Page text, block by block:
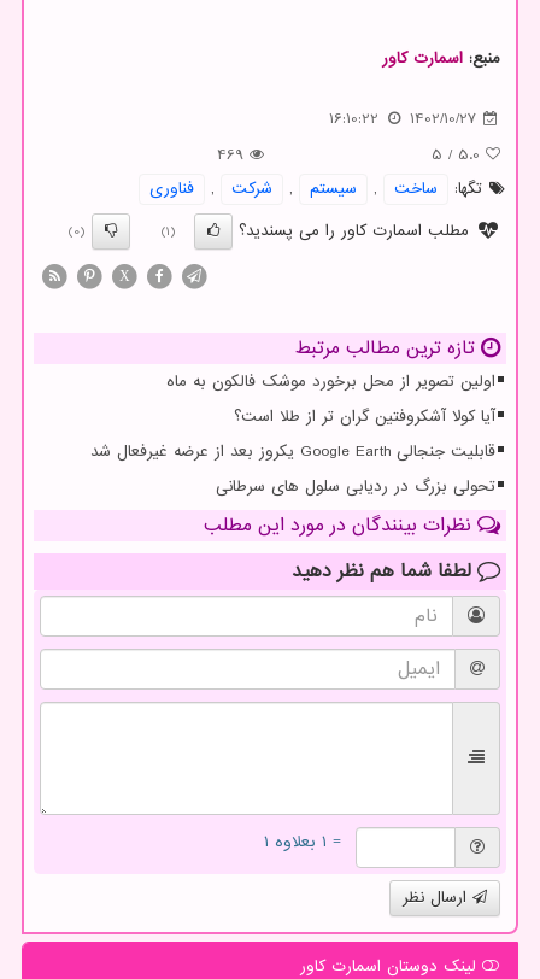
منبع: اسمارت كاور
1402/10/27
16:10:22
5.0
/
5
469
تگها:
ساخت , سیستم , شركت ,
فناوری
مطلب اسمارت کاور را می پسندید؟
(1)
(0)
X
تازه ترین مطالب مرتبط
اولین تصویر از محل برخورد موشک فالکون به ماه
آیا کولا آشکروفتین گران تر از طلا است؟
قابلیت جنجالی Google Earth یکروز بعد از عرضه غیرفعال شد
تحولی بزرگ در ردیابی سلول های سرطانی
نظرات بینندگان در مورد این مطلب
لطفا شما هم نظر دهید
= ۱ بعلاوه ۱
ارسال نظر
لینک دوستان اسمارت كاور